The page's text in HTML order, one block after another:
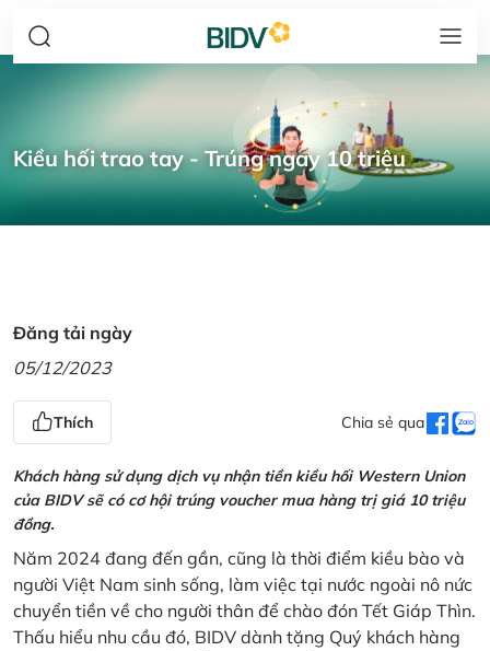
Kiều hối trao tay - Trúng ngay 10 triệu
Đăng tải ngày
05/12/2023
Thích Chia sẻ qua
Khách hàng sử dụng dịch vụ nhận tiền kiều hối Western Union
của BIDV sẽ có cơ hội trúng voucher mua hàng trị giá 10 triệu
đồng.
Năm 2024 đang đến gần, cũng là thời điểm kiều bào và
người Việt Nam sinh sống, làm việc tại nước ngoài nô nức
chuyển tiền về cho người thân để chào đón Tết Giáp Thìn.
Thấu hiểu nhu cầu đó, BIDV dành tặng Quý khách hàng